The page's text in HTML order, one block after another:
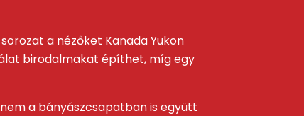
a nézőket Kanada Yukon
birodalmakat építhet, míg egy
a bányászcsapatban is együtt